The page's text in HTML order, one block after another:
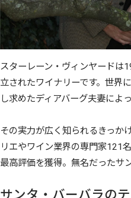
スターレーン・ヴィンヤードは
立されたワイナリーです。世界
し求めたディアバーグ夫妻によ
その実力が広く知られるきっか
リエやワイン業界の専門家121
最高評価を獲得。無名だったサ